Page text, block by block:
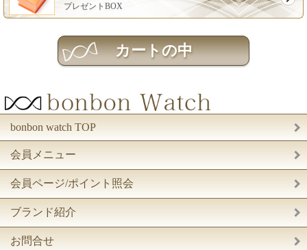
プレゼントBOX
bonbon watch TOP
会員メニュー
会員ページ/ポイント照会
ブランド紹介
お問合せ